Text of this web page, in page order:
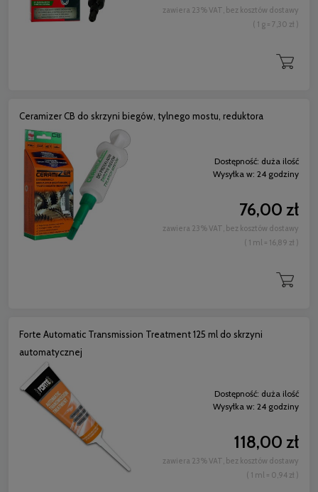
zawiera 23% VAT, bez kosztów dostawy
( 1 g = 7,30 zł )
Ceramizer CB do skrzyni biegów, tylnego mostu, reduktora
Dostępność: duża ilość
Wysyłka w: 24 godziny
76,00 zł
zawiera 23% VAT, bez kosztów dostawy
( 1 ml = 16,89 zł )
Forte Automatic Transmission Treatment 125 ml do skrzyni
automatycznej
Dostępność: duża ilość
Wysyłka w: 24 godziny
118,00 zł
zawiera 23% VAT, bez kosztów dostawy
( 1 ml = 0,94 zł )